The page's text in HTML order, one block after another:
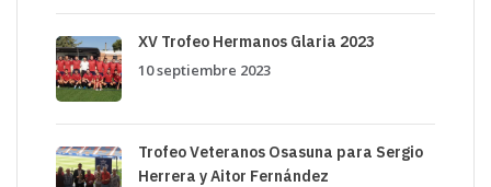
XV Trofeo Hermanos Glaria 2023
10 septiembre 2023
Trofeo Veteranos Osasuna para Sergio
Herrera y Aitor Fernández